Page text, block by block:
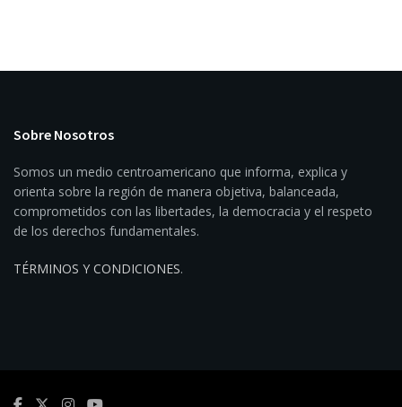
Sobre Nosotros
Somos un medio centroamericano que informa, explica y
orienta sobre la región de manera objetiva, balanceada,
comprometidos con las libertades, la democracia y el respeto
de los derechos fundamentales.
TÉRMINOS Y CONDICIONES.